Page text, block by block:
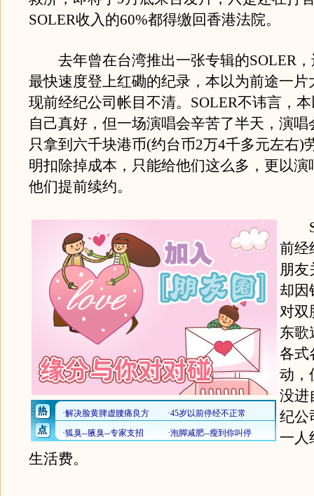
SOLER收入的60%都得缴回香港法院。
去年曾在台湾推出一张专辑的SOLER，
最快速度登上红磡的纪录，本以为前途一片
现前经纪公司帐目不清。SOLER不讳言，
自己真好，但一场演唱会辛苦了半天，演唱
只拿到六千块港币(约台币2万4千多元左右)
明扣除掉成本，只能给他们这么多，更以演
他们提前续约。
前经
朋友
却因
对双
东歌
各式
动，
没进
纪公
一人
生活费。